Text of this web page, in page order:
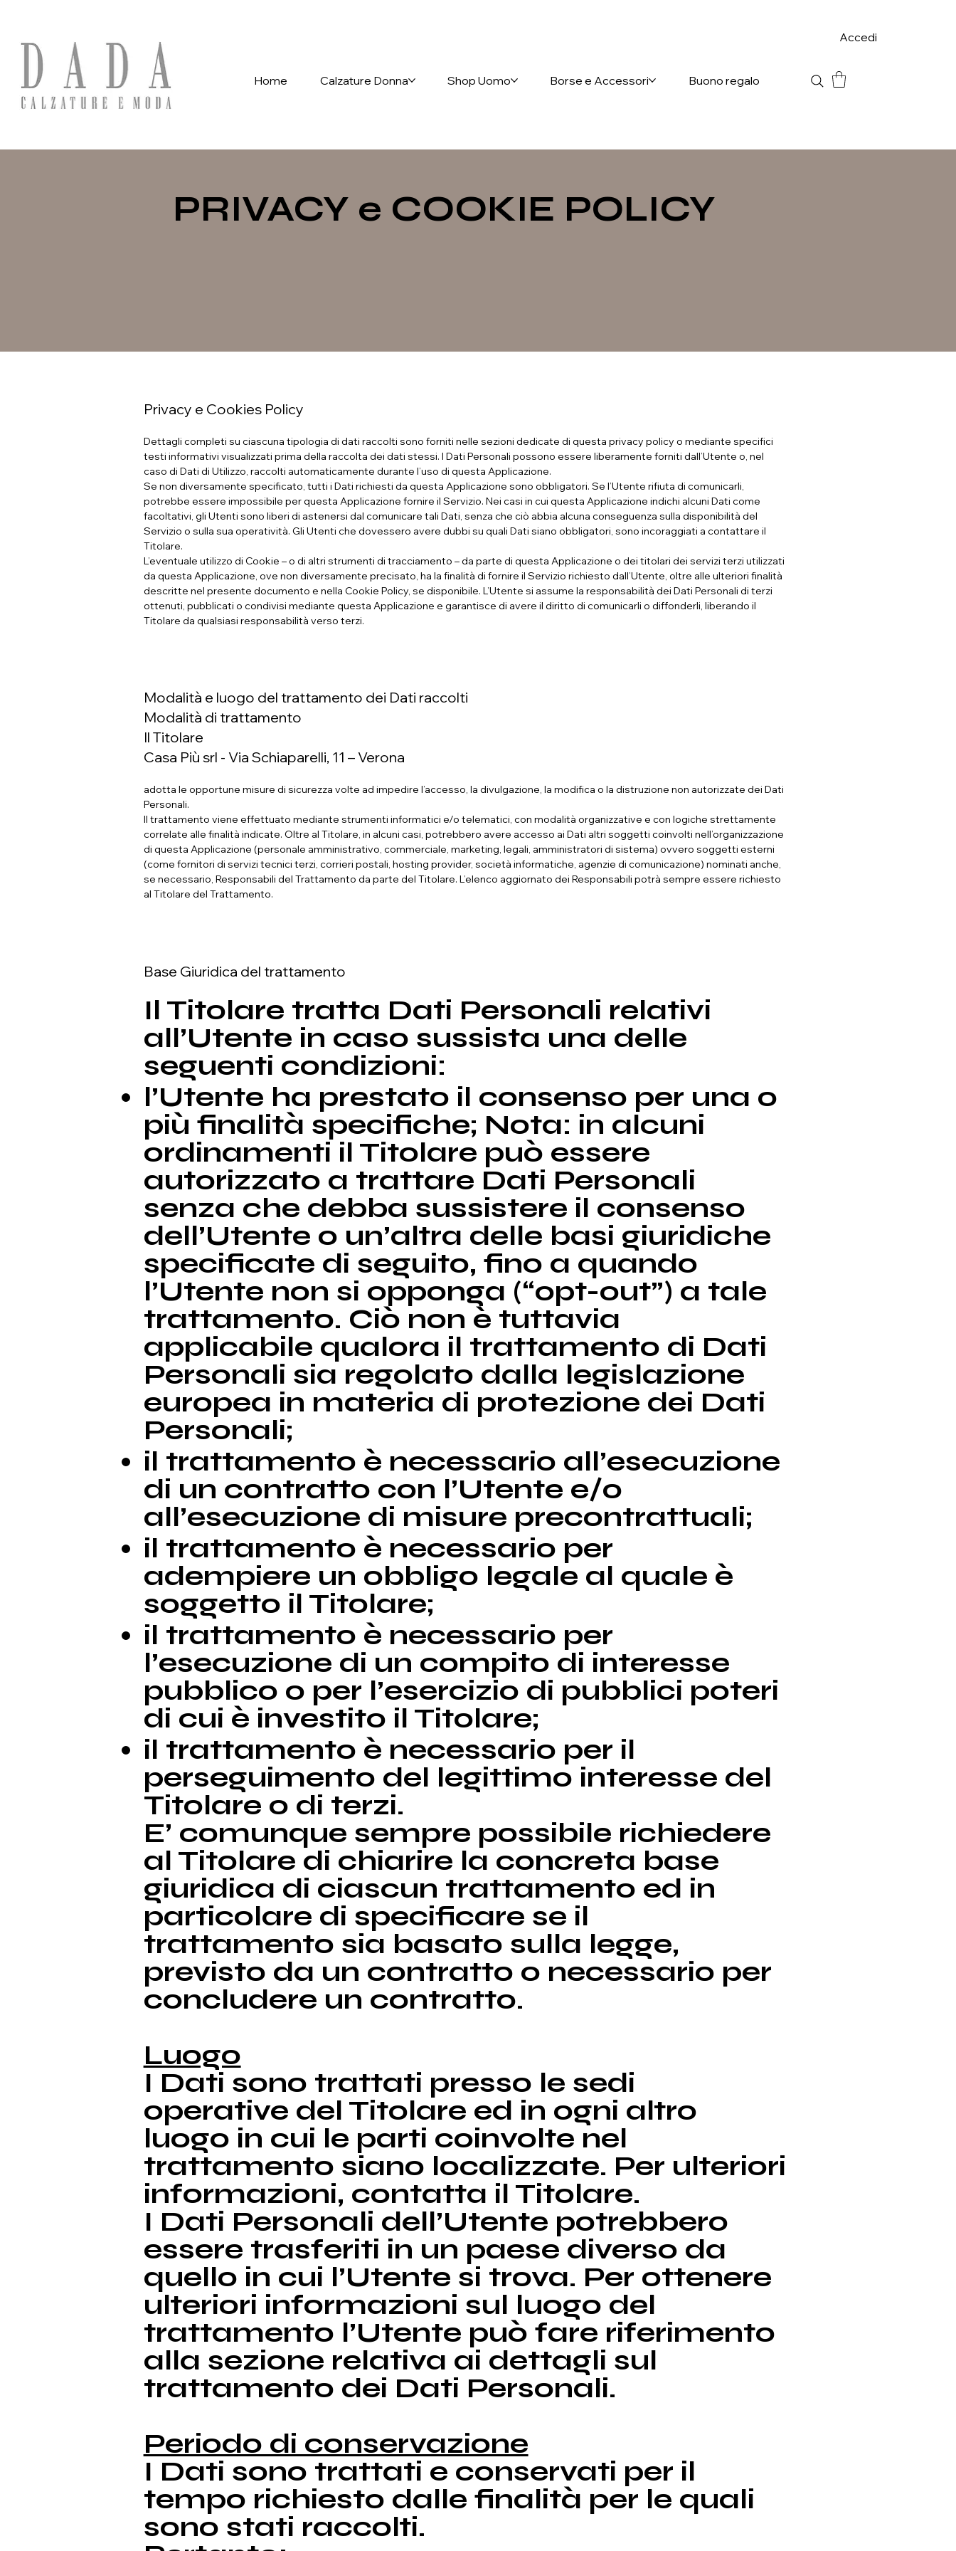
Home Calzature Donna Shop Uomo Borse e Accessori Buono regalo
Accedi
PRIVACY e COOKIE POLICY
Privacy e Cookies Policy
Dettagli completi su ciascuna tipologia di dati raccolti sono forniti nelle sezioni dedicate di questa privacy policy o mediante specifici
testi informativi visualizzati prima della raccolta dei dati stessi. I Dati Personali possono essere liberamente forniti dall’Utente o, nel
caso di Dati di Utilizzo, raccolti automaticamente durante l’uso di questa Applicazione.
Se non diversamente specificato, tutti i Dati richiesti da questa Applicazione sono obbligatori. Se l’Utente rifiuta di comunicarli,
potrebbe essere impossibile per questa Applicazione fornire il Servizio. Nei casi in cui questa Applicazione indichi alcuni Dati come
facoltativi, gli Utenti sono liberi di astenersi dal comunicare tali Dati, senza che ciò abbia alcuna conseguenza sulla disponibilità del
Servizio o sulla sua operatività. Gli Utenti che dovessero avere dubbi su quali Dati siano obbligatori, sono incoraggiati a contattare il
Titolare.
L’eventuale utilizzo di Cookie – o di altri strumenti di tracciamento – da parte di questa Applicazione o dei titolari dei servizi terzi utilizzati
da questa Applicazione, ove non diversamente precisato, ha la finalità di fornire il Servizio richiesto dall’Utente, oltre alle ulteriori finalità
descritte nel presente documento e nella Cookie Policy, se disponibile. L’Utente si assume la responsabilità dei Dati Personali di terzi
ottenuti, pubblicati o condivisi mediante questa Applicazione e garantisce di avere il diritto di comunicarli o diffonderli, liberando il
Titolare da qualsiasi responsabilità verso terzi.
Modalità e luogo del trattamento dei Dati raccolti
Modalità di trattamento
Il Titolare
Casa Più srl - Via Schiaparelli, 11 – Verona
adotta le opportune misure di sicurezza volte ad impedire l’accesso, la divulgazione, la modifica o la distruzione non autorizzate dei Dati
Personali.
Il trattamento viene effettuato mediante strumenti informatici e/o telematici, con modalità organizzative e con logiche strettamente
correlate alle finalità indicate. Oltre al Titolare, in alcuni casi, potrebbero avere accesso ai Dati altri soggetti coinvolti nell’organizzazione
di questa Applicazione (personale amministrativo, commerciale, marketing, legali, amministratori di sistema) ovvero soggetti esterni
(come fornitori di servizi tecnici terzi, corrieri postali, hosting provider, società informatiche, agenzie di comunicazione) nominati anche,
se necessario, Responsabili del Trattamento da parte del Titolare. L’elenco aggiornato dei Responsabili potrà sempre essere richiesto
al Titolare del Trattamento.
Base Giuridica del trattamento
Il Titolare tratta Dati Personali relativi
all’Utente in caso sussista una delle
seguenti condizioni:
l’Utente ha prestato il consenso per una o
più finalità specifiche; Nota: in alcuni
ordinamenti il Titolare può essere
autorizzato a trattare Dati Personali
senza che debba sussistere il consenso
dell’Utente o un’altra delle basi giuridiche
specificate di seguito, fino a quando
l’Utente non si opponga (“opt-out”) a tale
trattamento. Ciò non è tuttavia
applicabile qualora il trattamento di Dati
Personali sia regolato dalla legislazione
europea in materia di protezione dei Dati
Personali;
il trattamento è necessario all’esecuzione
di un contratto con l’Utente e/o
all’esecuzione di misure precontrattuali;
il trattamento è necessario per
adempiere un obbligo legale al quale è
soggetto il Titolare;
il trattamento è necessario per
l’esecuzione di un compito di interesse
pubblico o per l’esercizio di pubblici poteri
di cui è investito il Titolare;
il trattamento è necessario per il
perseguimento del legittimo interesse del
Titolare o di terzi.
E’ comunque sempre possibile richiedere
al Titolare di chiarire la concreta base
giuridica di ciascun trattamento ed in
particolare di specificare se il
trattamento sia basato sulla legge,
previsto da un contratto o necessario per
concludere un contratto.
Luogo
I Dati sono trattati presso le sedi
operative del Titolare ed in ogni altro
luogo in cui le parti coinvolte nel
trattamento siano localizzate. Per ulteriori
informazioni, contatta il Titolare.
I Dati Personali dell’Utente potrebbero
essere trasferiti in un paese diverso da
quello in cui l’Utente si trova. Per ottenere
ulteriori informazioni sul luogo del
trattamento l’Utente può fare riferimento
alla sezione relativa ai dettagli sul
trattamento dei Dati Personali.
Periodo di conservazione
I Dati sono trattati e conservati per il
tempo richiesto dalle finalità per le quali
sono stati raccolti.